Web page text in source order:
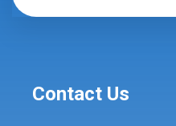
Contact Us